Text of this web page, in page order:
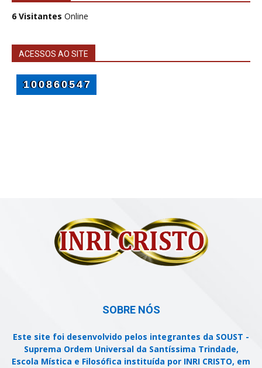
6 Visitantes Online
ACESSOS AO SITE
SOBRE NÓS
Este site foi desenvolvido pelos integrantes da SOUST -
Suprema Ordem Universal da Santíssima Trindade,
Escola Mística e Filosófica instituída por INRI CRISTO, em